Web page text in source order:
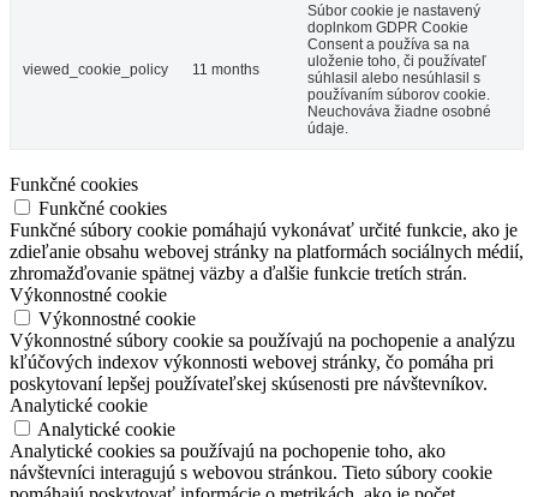
viewed_cookie_policy 11 months
Súbor cookie je nastavený
doplnkom GDPR Cookie
Consent a používa sa na
uloženie toho, či používateľ
súhlasil alebo nesúhlasil s
používaním súborov cookie.
Neuchováva žiadne osobné
údaje.
Funkčné cookies
Funkčné cookies
Funkčné súbory cookie pomáhajú vykonávať určité funkcie, ako je
zdieľanie obsahu webovej stránky na platformách sociálnych médií,
zhromažďovanie spätnej väzby a ďalšie funkcie tretích strán.
Výkonnostné cookie
Výkonnostné cookie
Výkonnostné súbory cookie sa používajú na pochopenie a analýzu
kľúčových indexov výkonnosti webovej stránky, čo pomáha pri
poskytovaní lepšej používateľskej skúsenosti pre návštevníkov.
Analytické cookie
Analytické cookie
Analytické cookies sa používajú na pochopenie toho, ako
návštevníci interagujú s webovou stránkou. Tieto súbory cookie